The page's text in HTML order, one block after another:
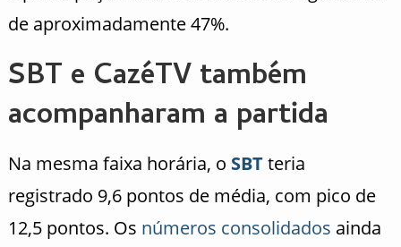
de aproximadamente 47%.
SBT e CazéTV também
acompanharam a partida
Na mesma faixa horária, o SBTteria
registrado 9,6 pontos de média, com pico de
12,5 pontos. Os números consolidados ainda